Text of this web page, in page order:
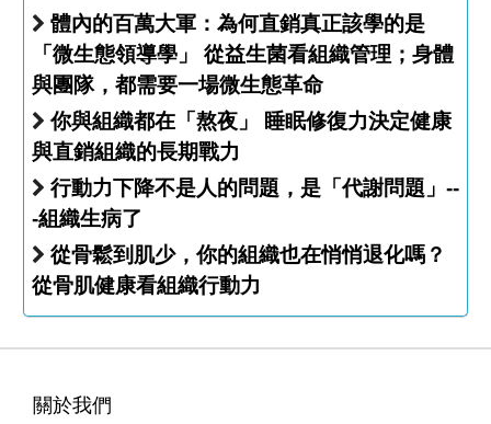
體內的百萬大軍：為何直銷真正該學的是
「微生態領導學」 從益生菌看組織管理；身體
與團隊，都需要一場微生態革命
你與組織都在「熬夜」 睡眠修復力決定健康
與直銷組織的長期戰力
行動力下降不是人的問題，是「代謝問題」--
-組織生病了
從骨鬆到肌少，你的組織也在悄悄退化嗎？
從骨肌健康看組織行動力
關於我們